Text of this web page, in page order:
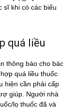
sĩ khi có các biểu
quá liều
thông báo cho bác
quá liều thuốc
hiện cần phải cấp
giúp. Người nhà
lọ thuốc đã và